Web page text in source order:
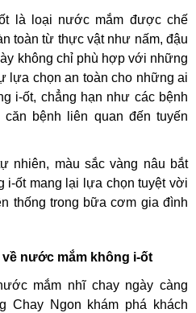
là loại nước mắm được chế
toàn từ thực vật như nấm, đậu
không chỉ phù hợp với những
lựa chọn an toàn cho những ai
i-ốt, chẳng hạn như các bệnh
bệnh liên quan đến tuyến
nhiên, màu sắc vàng nâu bắt
i-ốt mang lại lựa chọn tuyệt vời
thống trong bữa cơm gia đình
nước mắm không i-ốt
mắm nhĩ chay ngày càng
Chay Ngon khám phá khách